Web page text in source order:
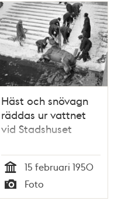
Häst och snövagn
räddas ur vattnet
vid Stadshuset
Tid
15 februari 1950
Typ
Foto